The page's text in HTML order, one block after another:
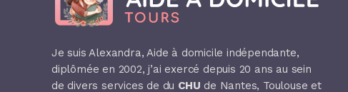
Je suis Alexandra, Aide à domicile indépendante,
diplômée en 2002, j’ai exercé depuis 20 ans au sein
de divers services de du CHU de Nantes, Toulouse et